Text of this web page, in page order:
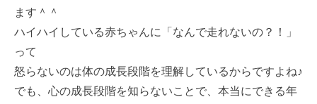
ます＾＾
ハイハイしている赤ちゃんに「なんで走れないの？！」
って
怒らないのは体の成長段階を理解しているからですよね♪
でも、心の成長段階を知らないことで、本当にできる年